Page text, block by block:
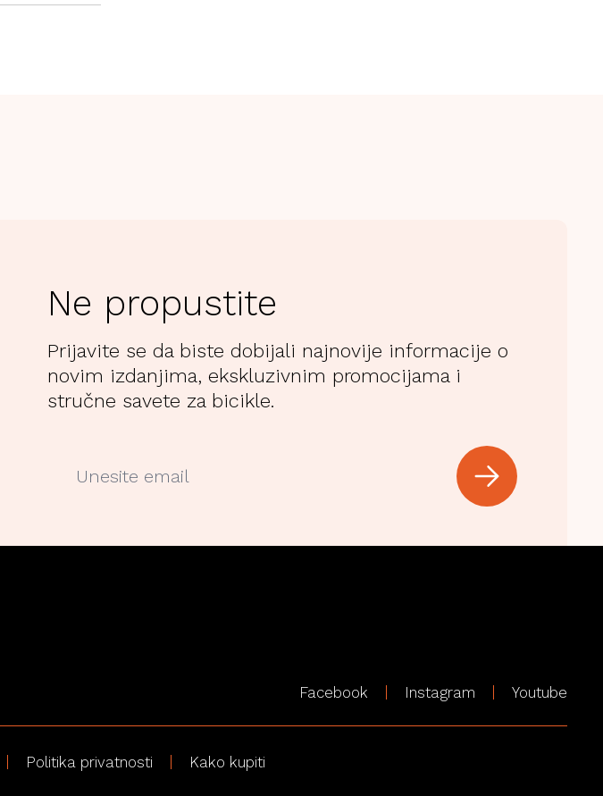
Ne propustite
Prijavite se da biste dobijali najnovije informacije o
novim izdanjima, ekskluzivnim promocijama i
stručne savete za bicikle.
Facebook Instagram Youtube
Politika privatnosti Kako kupiti